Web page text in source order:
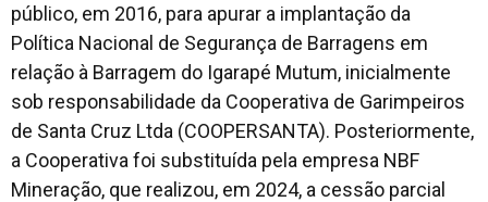
público, em 2016, para apurar a implantação da
Política Nacional de Segurança de Barragens em
relação à Barragem do Igarapé Mutum, inicialmente
sob responsabilidade da Cooperativa de Garimpeiros
de Santa Cruz Ltda (COOPERSANTA). Posteriormente,
a Cooperativa foi substituída pela empresa NBF
Mineração, que realizou, em 2024, a cessão parcial